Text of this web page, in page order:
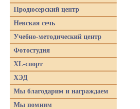
Продюсерский центр
Невская сечь
Учебно-методический центр
Фотостудия
XL-спорт
ХЭД
Мы благодарим и награждаем
Мы помним